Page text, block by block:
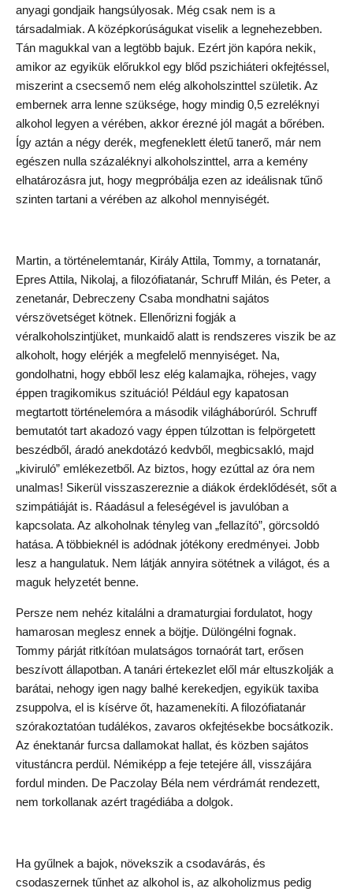
anyagi gondjaik hangsúlyosak. Még csak nem is a
társadalmiak. A középkorúságukat viselik a legnehezebben.
Tán magukkal van a legtöbb bajuk. Ezért jön kapóra nekik,
amikor az egyikük előrukkol egy blőd pszichiáteri okfejtéssel,
miszerint a csecsemő nem elég alkoholszinttel születik. Az
embernek arra lenne szüksége, hogy mindig 0,5 ezreléknyi
alkohol legyen a vérében, akkor érezné jól magát a bőrében.
Így aztán a négy derék, megfeneklett életű tanerő, már nem
egészen nulla százaléknyi alkoholszinttel, arra a kemény
elhatározásra jut, hogy megpróbálja ezen az ideálisnak tűnő
szinten tartani a vérében az alkohol mennyiségét.
Martin, a történelemtanár, Király Attila, Tommy, a tornatanár,
Epres Attila, Nikolaj, a filozófiatanár, Schruff Milán, és Peter, a
zenetanár, Debreczeny Csaba mondhatni sajátos
vérszövetséget kötnek. Ellenőrizni fogják a
véralkoholszintjüket, munkaidő alatt is rendszeres viszik be az
alkoholt, hogy elérjék a megfelelő mennyiséget. Na,
gondolhatni, hogy ebből lesz elég kalamajka, röhejes, vagy
éppen tragikomikus szituáció! Például egy kapatosan
megtartott történelemóra a második világháborúról. Schruff
bemutatót tart akadozó vagy éppen túlzottan is felpörgetett
beszédből, áradó anekdotázó kedvből, megbicsakló, majd
„kiviruló” emlékezetből. Az biztos, hogy ezúttal az óra nem
unalmas! Sikerül visszaszereznie a diákok érdeklődését, sőt a
szimpátiáját is. Ráadásul a feleségével is javulóban a
kapcsolata. Az alkoholnak tényleg van „fellazító”, görcsoldó
hatása. A többieknél is adódnak jótékony eredményei. Jobb
lesz a hangulatuk. Nem látják annyira sötétnek a világot, és a
maguk helyzetét benne.
Persze nem nehéz kitalálni a dramaturgiai fordulatot, hogy
hamarosan meglesz ennek a böjtje. Dülöngélni fognak.
Tommy párját ritkítóan mulatságos tornaórát tart, erősen
beszívott állapotban. A tanári értekezlet elől már eltuszkolják a
barátai, nehogy igen nagy balhé kerekedjen, egyikük taxiba
zsuppolva, el is kísérve őt, hazamenekíti. A filozófiatanár
szórakoztatóan tudálékos, zavaros okfejtésekbe bocsátkozik.
Az énektanár furcsa dallamokat hallat, és közben sajátos
vitustáncra perdül. Némiképp a feje tetejére áll, visszájára
fordul minden. De Paczolay Béla nem vérdrámát rendezett,
nem torkollanak azért tragédiába a dolgok.
Ha gyűlnek a bajok, növekszik a csodavárás, és
csodaszernek tűnhet az alkohol is, az alkoholizmus pedig